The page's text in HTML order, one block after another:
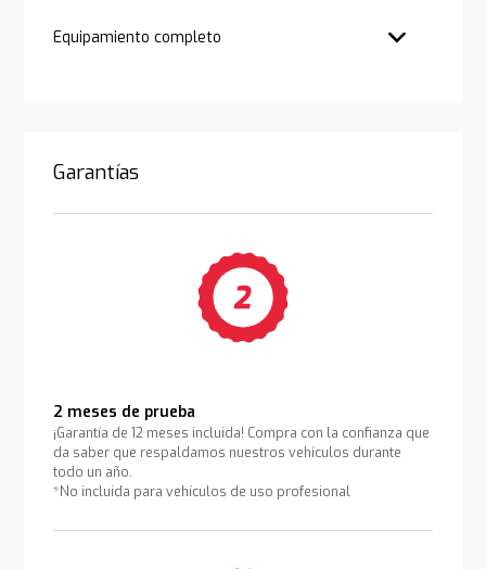
Equipamiento completo
Garantías
2 meses de prueba
¡Garantía de 12 meses incluida! Compra con la confianza que
da saber que respaldamos nuestros vehículos durante
todo un año.
*No incluida para vehículos de uso profesional